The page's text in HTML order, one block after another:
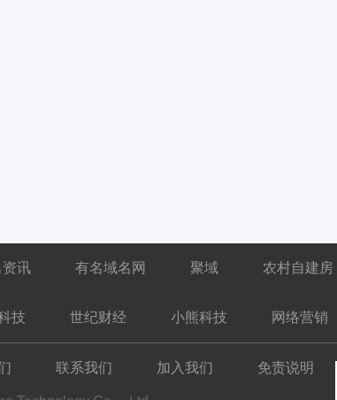
讯 有名域名网 聚域 农村自建房
技 世纪财经 小熊科技 网络营销
联系我们 加入我们 免责说明